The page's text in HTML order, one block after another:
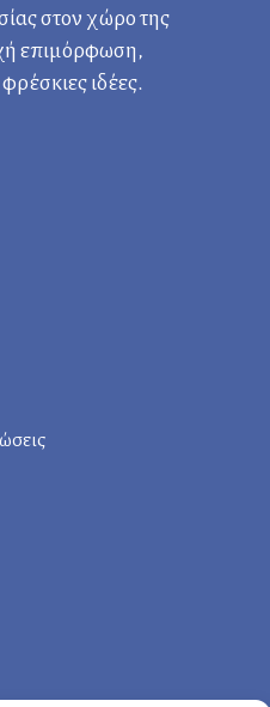
στον χώρο της
επιμόρφωση,
ιδέες.